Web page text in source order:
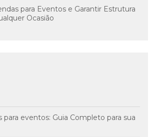
para Eventos e Garantir Estrutura
Ocasião
para eventos: Guia Completo para sua